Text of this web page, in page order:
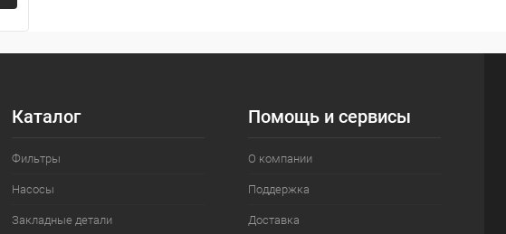
Каталог
Фильтры
Насосы
Закладные детали
Помощь и сервисы
О компании
Поддержка
Доставка